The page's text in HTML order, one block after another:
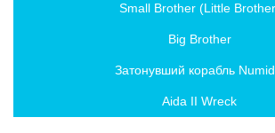
Small Brother (Little
Big Brother
Затонувший корабль
Aida II Wreck